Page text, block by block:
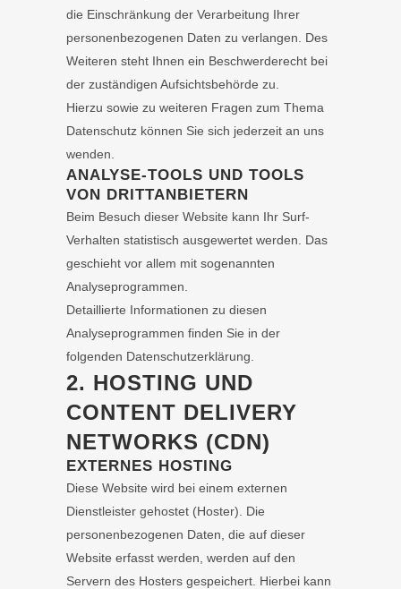
die Einschränkung der Verarbeitung Ihrer
personenbezogenen Daten zu verlangen. Des
Weiteren steht Ihnen ein Beschwerderecht bei
der zuständigen Aufsichtsbehörde zu.
Hierzu sowie zu weiteren Fragen zum Thema
Datenschutz können Sie sich jederzeit an uns
wenden.
ANALYSE-TOOLS UND TOOLS
VON DRITT­ANBIETERN
Beim Besuch dieser Website kann Ihr Surf-
Verhalten statistisch ausgewertet werden. Das
geschieht vor allem mit sogenannten
Analyseprogrammen.
Detaillierte Informationen zu diesen
Analyseprogrammen finden Sie in der
folgenden Datenschutzerklärung.
2. HOSTING UND
CONTENT DELIVERY
NETWORKS (CDN)
EXTERNES HOSTING
Diese Website wird bei einem externen
Dienstleister gehostet (Hoster). Die
personenbezogenen Daten, die auf dieser
Website erfasst werden, werden auf den
Servern des Hosters gespeichert. Hierbei kann